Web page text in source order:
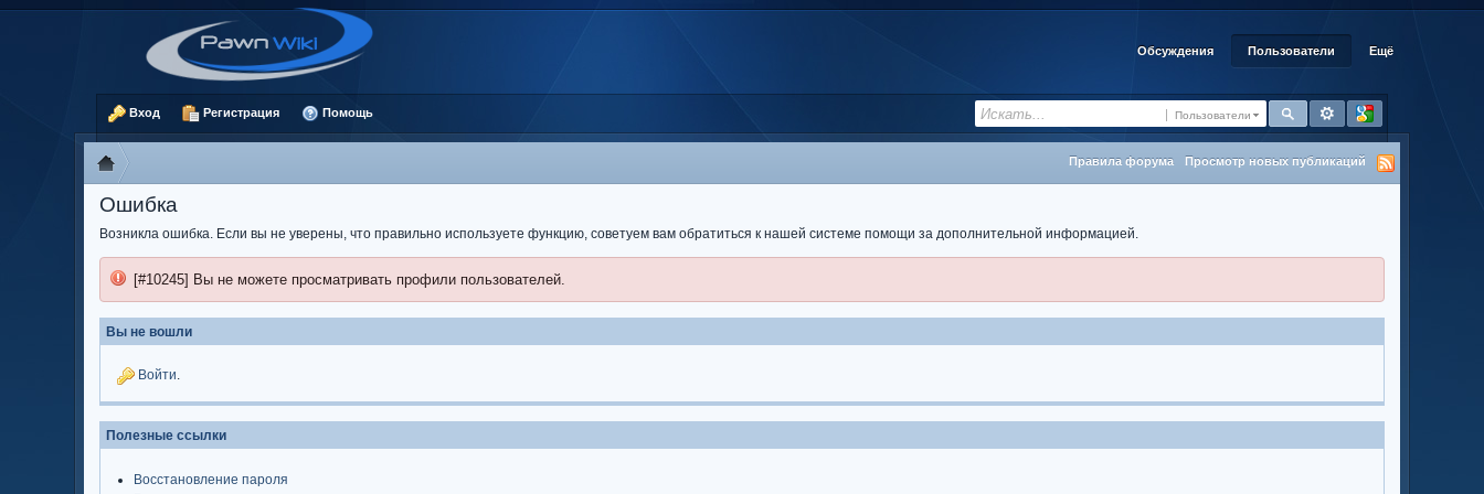
Обсуждения Пользователи Ещё
Пользователи
Вход Регистрация Помощь
Правила форума Просмотр новых публикаций
Ошибка
Возникла ошибка. Если вы не уверены, что правильно используете функцию, советуем вам обратиться к нашей системе помощи за дополнительной информацией.
[#10245] Вы не можете просматривать профили пользователей.
Вы не вошли
Войти.
Полезные ссылки
Восстановление пароля